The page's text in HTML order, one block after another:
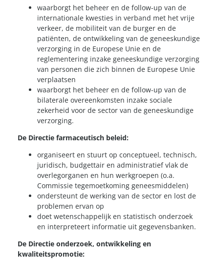
waarborgt het beheer en de follow-up van de
internationale kwesties in verband met het vrije
verkeer, de mobiliteit van de burger en de
patiënten, de ontwikkeling van de geneeskundige
verzorging in de Europese Unie en de
reglementering inzake geneeskundige verzorging
van personen die zich binnen de Europese Unie
verplaatsen
waarborgt het beheer en de follow-up van de
bilaterale overeenkomsten inzake sociale
zekerheid voor de sector van de geneeskundige
verzorging.
De Directie farmaceutisch beleid:
organiseert en stuurt op conceptueel, technisch,
juridisch, budgettair en administratief vlak de
overlegorganen en hun werkgroepen (o.a.
Commissie tegemoetkoming geneesmiddelen)
ondersteunt de werking van de sector en lost de
problemen ervan op
doet wetenschappelijk en statistisch onderzoek
en interpreteert informatie uit gegevensbanken.
De Directie onderzoek, ontwikkeling en
kwaliteitspromotie: